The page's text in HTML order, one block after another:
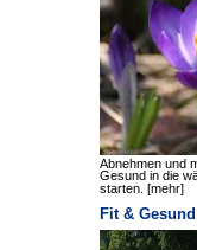
Abnehmen und
Gesund in die
starten. [mehr]
Fit &